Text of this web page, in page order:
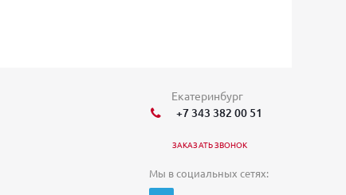
Екатеринбург
+7 343 382 00 51
ЗАКАЗАТЬ ЗВОНОК
Мы в социальных сетях: